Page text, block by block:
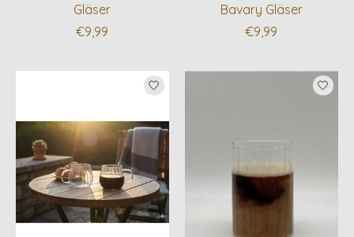
Gläser
€9,99
Bavary Gläser
€9,99